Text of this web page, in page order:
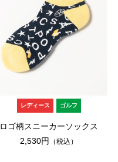
レディース ゴルフ
ロゴ柄スニーカーソックス
2,530円
（税込）